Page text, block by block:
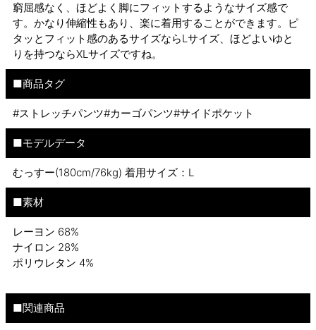
窮屈感なく、ほどよく脚にフィットするようなサイズ感で
す。かなり伸縮性もあり、楽に着用することができます。ピ
タッとフィット感のあるサイズならLサイズ、ほどよいゆと
りを持つならXLサイズですね。
■商品タグ
#ストレッチパンツ#カーゴパンツ#サイドポケット
■モデルデータ
むっすー(180cm/76kg) 着用サイズ：L
■素材
レーヨン 68%
ナイロン 28%
ポリウレタン 4%
■関連商品